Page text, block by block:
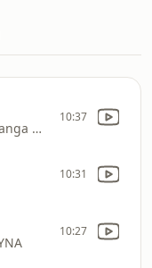
Now On Air: Armazon Carranga Mix
10:37
10:31
10:27